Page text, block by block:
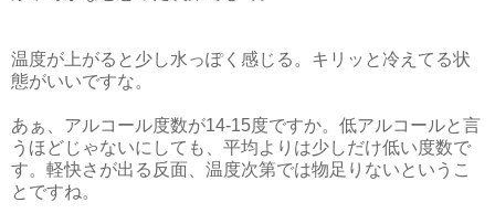
温度が上がると少し水っぽく感じる。キリッと冷えてる状
態がいいですな。
あぁ、アルコール度数が14-15度ですか。低アルコールと言
うほどじゃないにしても、平均よりは少しだけ低い度数で
す。軽快さが出る反面、温度次第では物足りないというこ
とですね。